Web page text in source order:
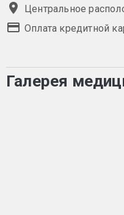
Центральное
Оплата кредитной
Галерея